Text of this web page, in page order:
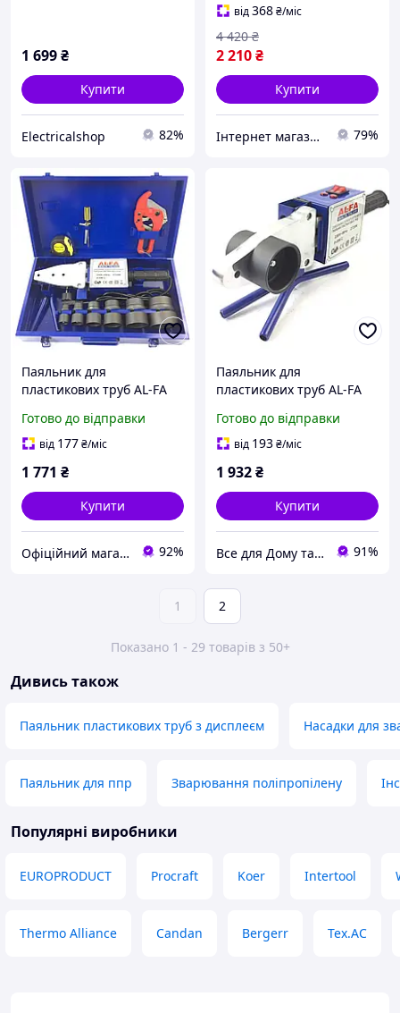
1 699₴
Купити
Electricalshop 82%
труб, ITR
від368₴/міс
2 210₴
4 420 ₴
Купити
Інтернет магазин Єнот 79%
Паяльник для
пластикових труб AL-FA
Готово до відправки
від 177₴/міс
1 771 ₴
Купити
Офіційний магазин Kraft&Dele🛠 92%
Паяльник для
пластикових труб AL-FA
Готово до відправки
від 193₴/міс
1 932₴
Купити
Все для Дому та Саду Bizon24🛠 91%
1 2
Показано 1 - 29 товарів з 50+
Дивись також
Паяльник пластикових труб з дисплеєм Насадки для
Паяльник для ппр Зварювання поліпропілену
Популярні виробники
EUROPRODUCT Procraft Koer Intertool
Thermo Alliance Candan Bergerr Tex.AC